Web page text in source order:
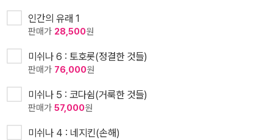
인간의 유래 1
판매가 28,500원
미쉬나 6 : 토호롯(정결한 것들)
판매가 76,000원
미쉬나 5 : 코다쉼(거룩한 것들)
판매가 57,000원
미쉬나 4 : 네지킨(손해)